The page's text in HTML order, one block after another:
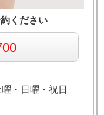
ください
・日曜・祝日